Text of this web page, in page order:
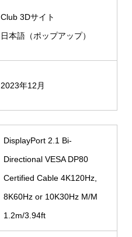
Club 3Dサイト
日本語（ポップアップ）
2023年12月
DisplayPort 2.1 Bi-
Directional VESA DP80
Certified Cable 4K120Hz,
8K60Hz or 10K30Hz M/M
1.2m/3.94ft